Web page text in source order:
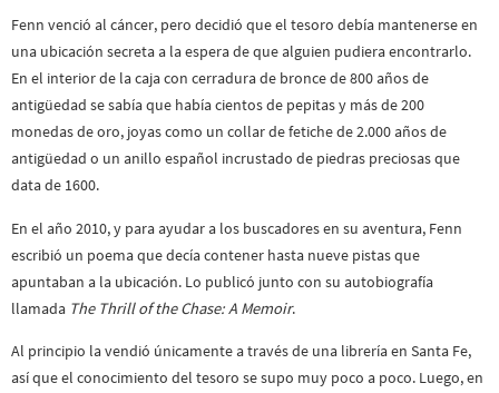
Fenn venció al cáncer, pero decidió que el tesoro debía mantenerse en
una ubicación secreta a la espera de que alguien pudiera encontrarlo.
En el interior de la caja con cerradura de bronce de 800 años de
antigüedad se sabía que había cientos de pepitas y más de 200
monedas de oro, joyas como un collar de fetiche de 2.000 años de
antigüedad o un anillo español incrustado de piedras preciosas que
data de 1600.
En el año 2010, y para ayudar a los buscadores en su aventura, Fenn
escribió un poema que decía contener hasta nueve pistas que
apuntaban a la ubicación. Lo publicó junto con su autobiografía
llamada The Thrill of the Chase: A Memoir.
Al principio la vendió únicamente a través de una librería en Santa Fe,
así que el conocimiento del tesoro se supo muy poco a poco. Luego, en